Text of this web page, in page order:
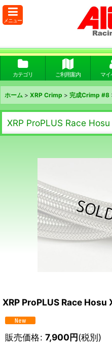
メニュー
カテゴリ ご利用案内 マイ
ホーム > XRP Crimp > 完成Crimp #8
XRP ProPLUS Race
XRP ProPLUS Race Hosu
販売価格: 7,900円(税別)